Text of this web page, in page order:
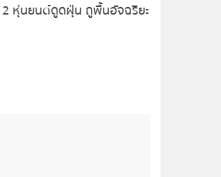
2 หุ่นยนต์ดูดฝุ่น ถูพื้นอัจฉริยะ